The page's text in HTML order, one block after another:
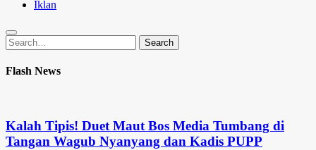
Iklan
Search
for:
Search
Flash News
Kalah Tipis! Duet Maut Bos Media Tumbang di
Tangan Wagub Nyanyang dan Kadis PUPP